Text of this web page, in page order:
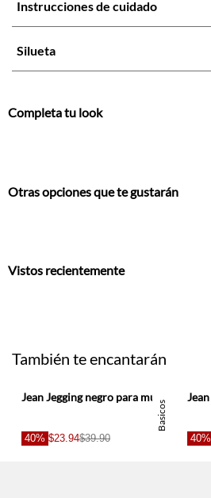
Instrucciones de cuidado
Silueta
Completa tu look
Otras opciones que te gustarán
Vistos recientemente
También te encantarán
Basicos
Jean Jegging negro para mujer
40% $23.94$39.90 40%